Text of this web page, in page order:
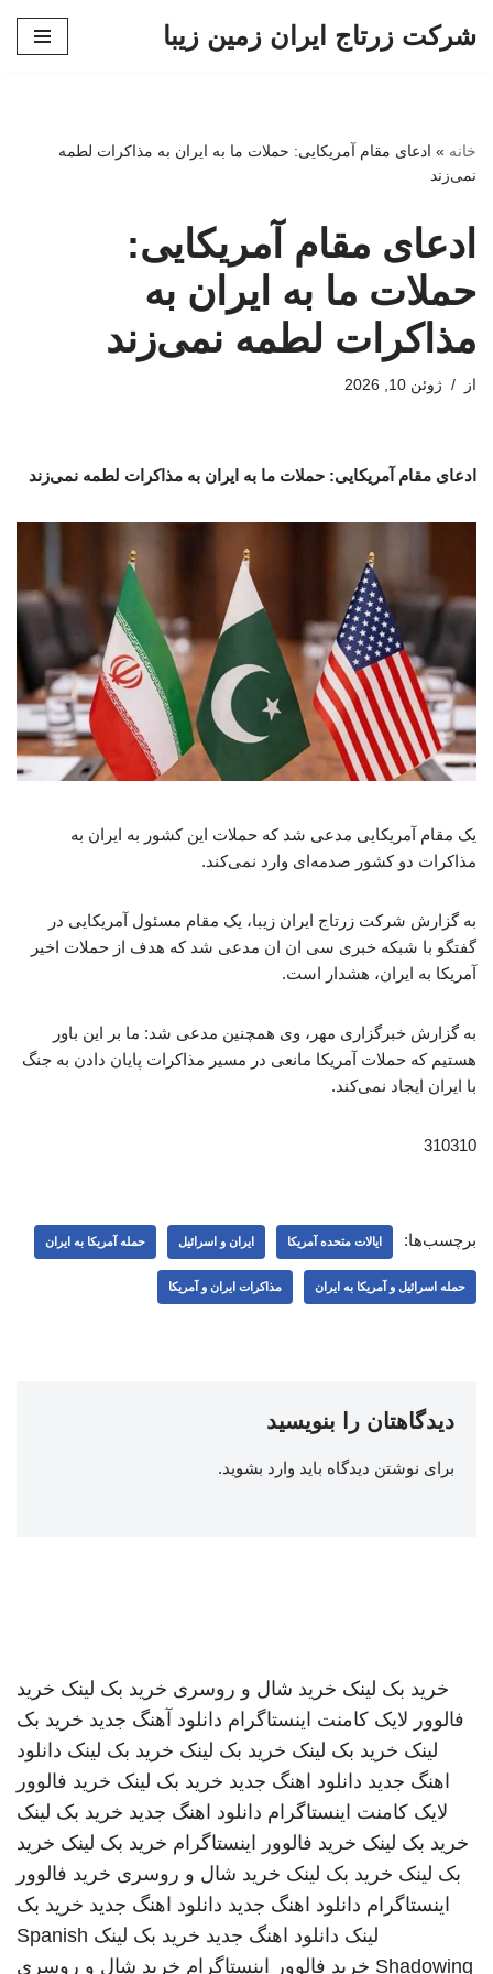
شرکت زرتاج ایران زمین زیبا
خانه » ادعای مقام آمریکایی: حملات ما به ایران به مذاکرات لطمه
نمی‌زند
ادعای مقام آمریکایی:
حملات ما به ایران به
مذاکرات لطمه نمی‌زند
از ژوئن 10, 2026
ادعای مقام آمریکایی: حملات ما به ایران به مذاکرات لطمه نمی‌زند
یک مقام آمریکایی مدعی شد که حملات این کشور به ایران به
مذاکرات دو کشور صدمه‌ای وارد نمی‌کند.
به گزارش شرکت زرتاج ایران زیبا، یک مقام مسئول آمریکایی در
گفتگو با شبکه خبری سی ان ان مدعی شد که هدف از حملات اخیر
آمریکا به ایران، هشدار است.
به گزارش خبرگزاری مهر، وی همچنین مدعی شد: ما بر این باور
هستیم که حملات آمریکا مانعی در مسیر مذاکرات پایان دادن به جنگ
با ایران ایجاد نمی‌کند.
310310
برچسب‌ها: ایالات متحده آمریکا ایران و اسرائیل حمله آمریکا به ایران
حمله اسرائیل و آمریکا به ایران مذاکرات ایران و آمریکا
دیدگاهتان را بنویسید
برای نوشتن دیدگاه باید وارد بشوید.
خرید بک لینک خرید شال و روسری خرید بک لینک خرید
فالوور لایک کامنت اینستاگرام دانلود آهنگ جدید خرید بک
لینک خرید بک لینک خرید بک لینک خرید بک لینک دانلود
اهنگ جدید دانلود اهنگ جدید خرید بک لینک خرید فالوور
لایک کامنت اینستاگرام دانلود اهنگ جدید خرید بک لینک
خرید بک لینک خرید فالوور اینستاگرام خرید بک لینک خرید
بک لینک خرید بک لینک خرید شال و روسری خرید فالوور
اینستاگرام دانلود اهنگ جدید دانلود اهنگ جدید خرید بک
لینک دانلود اهنگ جدید خرید بک لینک Spanish
Shadowing خرید فالوور اینستاگرام خرید شال و روسری